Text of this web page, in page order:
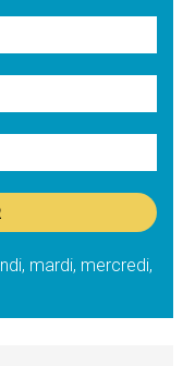
mardi, mercredi,